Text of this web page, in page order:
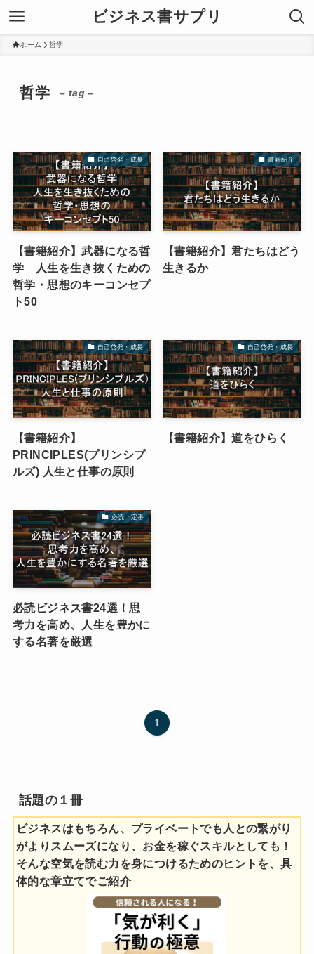
ビジネス書サプリ
ホーム 哲学
哲学 – tag –
自己啓発・成長
【書籍紹介】武器になる哲
学 人生を生き抜くための
哲学・思想のキーコンセプ
ト50
書籍紹介
【書籍紹介】君たちはどう
生きるか
自己啓発・成長
【書籍紹介】
PRINCIPLES(プリンシプ
ルズ) 人生と仕事の原則
自己啓発・成長
【書籍紹介】道をひらく
必読・定番
必読ビジネス書24選！思
考力を高め、人生を豊かに
する名著を厳選
1
話題の１冊
ビジネスはもちろん、プライベートでも人との繋がり
がよりスムーズになり、お金を稼ぐスキルとしても！
そんな空気を読む力を身につけるためのヒントを、具
体的な章立てでご紹介